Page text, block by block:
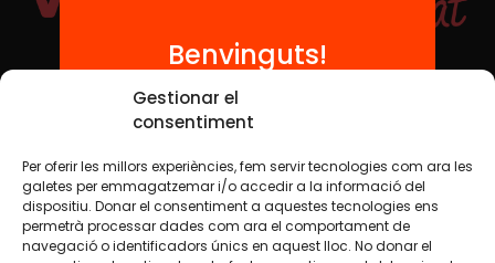
Gestionar el
consentiment
Per oferir les millors experiències, fem servir tecnologies com ara les
galetes per emmagatzemar i/o accedir a la informació del
dispositiu. Donar el consentiment a aquestes tecnologies ens
permetrà processar dades com ara el comportament de
navegació o identificadors únics en aquest lloc. No donar el
Xarxes Socials
TWT YTB IG FB IN
Benvinguts!